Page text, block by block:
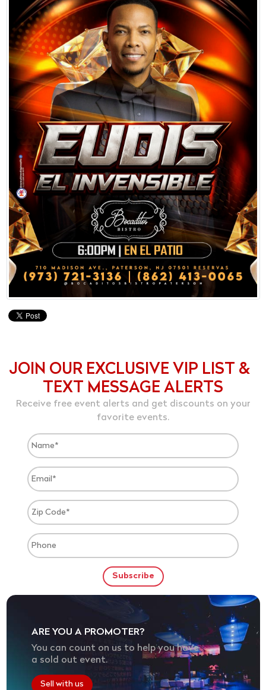
JOIN OUR EXCLUSIVE VIP LIST &
TEXT MESSAGE ALERTS
Receive free event alerts and get discounts on your
favorite events.
ARE YOU A PROMOTER?
You can count on us to help you have
a sold out event.
Sell with us